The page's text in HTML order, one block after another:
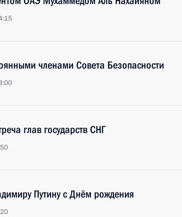
членами Совета Безопасности
глав государств СНГ
Путину с Днём рождения